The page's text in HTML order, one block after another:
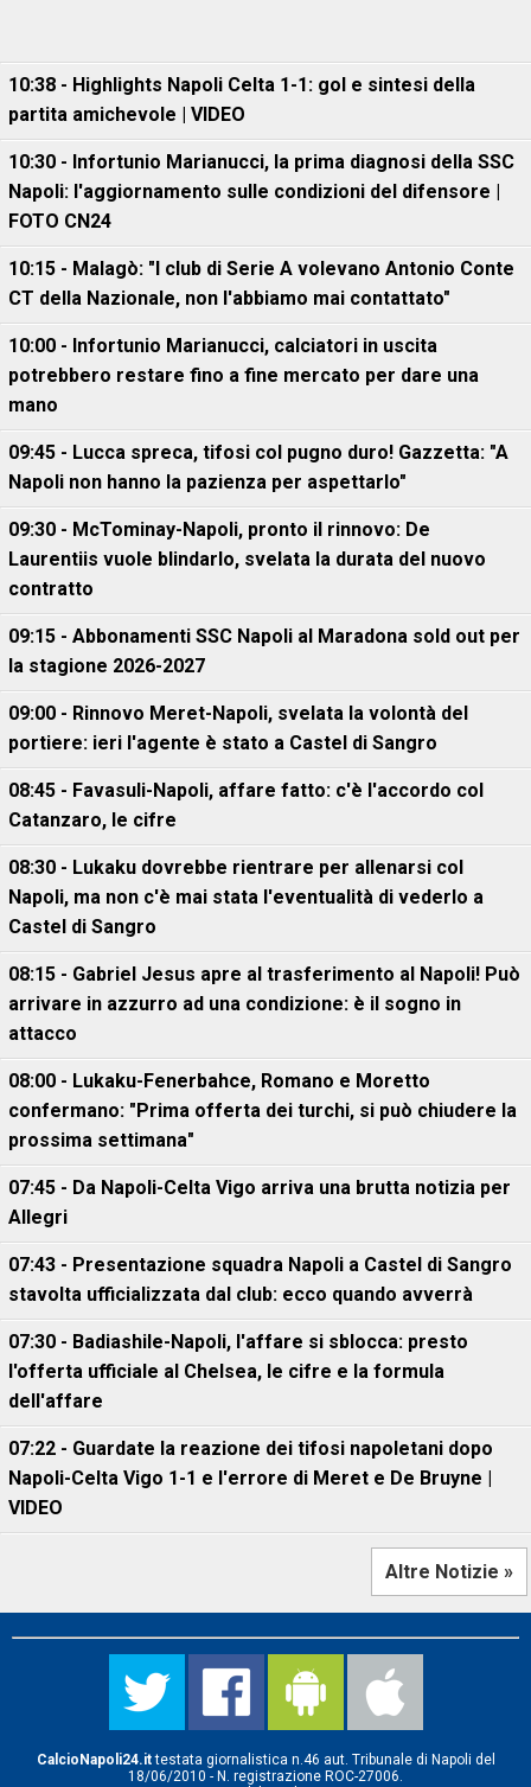
10:38 - Highlights Napoli Celta 1-1: gol e sintesi della
partita amichevole | VIDEO
10:30 - Infortunio Marianucci, la prima diagnosi della SSC
Napoli: l'aggiornamento sulle condizioni del difensore |
FOTO CN24
10:15 - Malagò: "I club di Serie A volevano Antonio Conte
CT della Nazionale, non l'abbiamo mai contattato"
10:00 - Infortunio Marianucci, calciatori in uscita
potrebbero restare fino a fine mercato per dare una
mano
09:45 - Lucca spreca, tifosi col pugno duro! Gazzetta: "A
Napoli non hanno la pazienza per aspettarlo"
09:30 - McTominay-Napoli, pronto il rinnovo: De
Laurentiis vuole blindarlo, svelata la durata del nuovo
contratto
09:15 - Abbonamenti SSC Napoli al Maradona sold out per
la stagione 2026-2027
09:00 - Rinnovo Meret-Napoli, svelata la volontà del
portiere: ieri l'agente è stato a Castel di Sangro
08:45 - Favasuli-Napoli, affare fatto: c'è l'accordo col
Catanzaro, le cifre
08:30 - Lukaku dovrebbe rientrare per allenarsi col
Napoli, ma non c'è mai stata l'eventualità di vederlo a
Castel di Sangro
08:15 - Gabriel Jesus apre al trasferimento al Napoli! Può
arrivare in azzurro ad una condizione: è il sogno in
attacco
08:00 - Lukaku-Fenerbahce, Romano e Moretto
confermano: "Prima offerta dei turchi, si può chiudere la
prossima settimana"
07:45 - Da Napoli-Celta Vigo arriva una brutta notizia per
Allegri
07:43 - Presentazione squadra Napoli a Castel di Sangro
stavolta ufficializzata dal club: ecco quando avverrà
07:30 - Badiashile-Napoli, l'affare si sblocca: presto
l'offerta ufficiale al Chelsea, le cifre e la formula
dell'affare
07:22 - Guardate la reazione dei tifosi napoletani dopo
Napoli-Celta Vigo 1-1 e l'errore di Meret e De Bruyne |
VIDEO
Altre Notizie »
CalcioNapoli24.ittestata giornalistica n.46 aut. Tribunale di Napoli del
18/06/2010 - N. registrazione ROC-27006.